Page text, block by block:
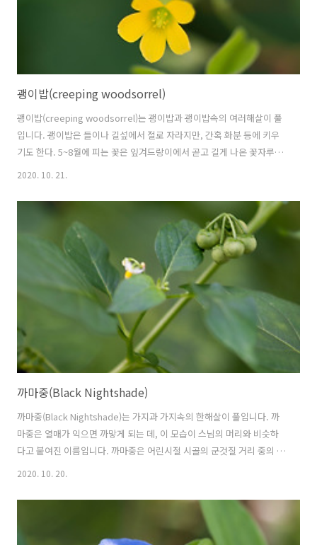
괭이밥(creeping woodsorrel)
괭이밥(creeping woodsorrel)는 괭이밥과 괭이밥속의 여러해살이 풀
입니다. 괭이밥은 들이나 길섶에서 절로 자라지만, 간혹 화분 등에 키우
기도 한다. 5~8월에 피는 꽃은 잎겨드랑이에서 곧고 길게 나온 꽃자루에
은 "빛나는 마음"입니다. 학명 Oxalis corniculata L. 1753 분류 식물계
└ 속씨식물문 └ 쌍떡잎식물강 └ 괭이밥목 └ 괭이밥과 └ 괭이밥속
└ 괭이밥 다른이름 괭이밥, 괭이밥풀, 괴싱이, 괴싱아산장초, 눈괭이밥,
덤불괭이밥, 시금초, 지장초, 초장초, creeping woodsorrel,
sleeping beauty, proc..
2020. 10. 21.
까마중(Black Nightshade)
까마중(Black Nightshade)는 가지과 가지속의 한해살이 풀입니다. 까
마중은 열매가 익으면 까맣게 되는 데, 이 모습이 스님의 머리와 비슷하
다고 붙여진 이름입니다. 까마중은 어린시절 시골의 군것질 거리 중의 하
나였습니다. 익기전에는 약간 쓴만이 나지만, 익으면 달콤하면서 터지는
하나의 진실"입니다. 학명 Solanum nigrum L. 1753 분류 식물계 └ 속
씨식물문 └ 쌍떡잎식물강 └ 가지목 └ 가지과 └ 가지속 └ 까마중 다
른이름 까마중, 가마중, 강태, 까마종, 까마종이, 깜뚜라지, 깜푸라지, 먹
2020. 10. 20.